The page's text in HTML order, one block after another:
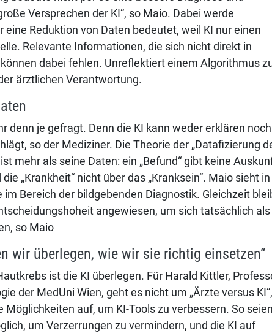
Versprechen der KI“, so Maio. Dabei werde
Reduktion von Daten bedeutet, weil KI nur einen
Relevante Informationen, die sich nicht direkt in
dabei fehlen. Unreflektiert einem Algorithmus
ärztlichen Verantwortung.
denn je gefragt. Denn die KI kann weder erklären noch
so der Mediziner. Die Theorie der „Datafizierung
mehr als seine Daten: ein „Befund“ gibt keine
„Krankheit“ nicht über das „Kranksein“. Maio sieht in
Bereich der bildgebenden Diagnostik. Gleichzeit
angewiesen, um sich tatsächlich als
so Maio
wir überlegen, wie wir sie richtig einsetzen“
ist die KI überlegen. Für Harald Kittler,
der MedUni Wien, geht es nicht um „Ärzte versus KI“,
Möglichkeiten auf, um KI-Tools zu verbessern. So seien
um Verzerrungen zu vermindern, und die KI auf